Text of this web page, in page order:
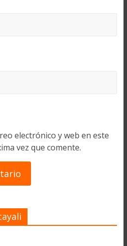
electrónico y web en este
vez que comente.